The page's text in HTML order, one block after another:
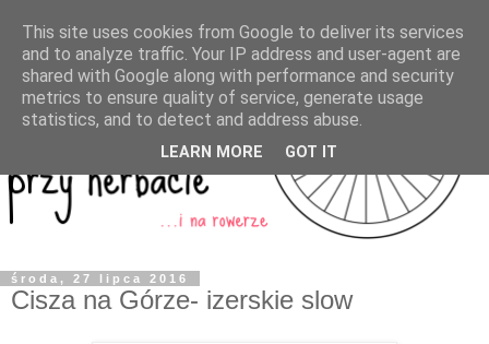
środa, 27 lipca 2016
Cisza na Górze- izerskie slow
This site uses cookies from Google to deliver its services
and to analyze traffic. Your IP address and user-agent are
shared with Google along with performance and security
metrics to ensure quality of service, generate usage
statistics, and to detect and address abuse.
LEARN MORE GOT IT